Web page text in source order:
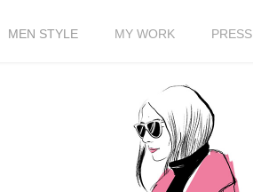
MEN STYLE MY WORK PRESS